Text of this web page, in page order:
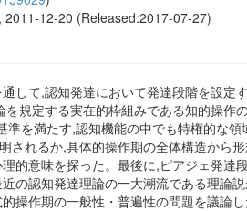
12-20 (Released:2017-07-27)
して,認知発達において発達段階を設定
規定する実在的枠組みである知的操作
を満たす,認知機能の中でも特権的な
されるか,具体的操作期の全体構造から
的意味を探った。最後に,ピアジェ発達
の認知発達理論の一大潮流である理論
操作期の一般性・普遍性の問題を議論